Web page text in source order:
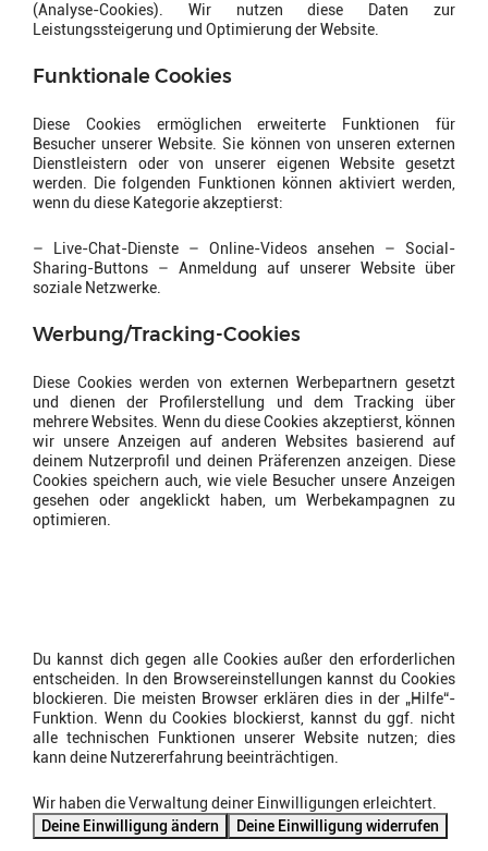
(Analyse-Cookies). Wir nutzen diese Daten zur
Leistungssteigerung und Optimierung der Website.
Funktionale Cookies
Diese Cookies ermöglichen erweiterte Funktionen für
Besucher unserer Website. Sie können von unseren externen
Dienstleistern oder von unserer eigenen Website gesetzt
werden. Die folgenden Funktionen können aktiviert werden,
wenn du diese Kategorie akzeptierst:
– Live-Chat-Dienste – Online-Videos ansehen – Social-
Sharing-Buttons – Anmeldung auf unserer Website über
soziale Netzwerke.
Werbung/Tracking-Cookies
Diese Cookies werden von externen Werbepartnern gesetzt
und dienen der Profilerstellung und dem Tracking über
mehrere Websites. Wenn du diese Cookies akzeptierst, können
wir unsere Anzeigen auf anderen Websites basierend auf
deinem Nutzerprofil und deinen Präferenzen anzeigen. Diese
Cookies speichern auch, wie viele Besucher unsere Anzeigen
gesehen oder angeklickt haben, um Werbekampagnen zu
optimieren.
Du kannst dich gegen alle Cookies außer den erforderlichen
entscheiden. In den Browsereinstellungen kannst du Cookies
blockieren. Die meisten Browser erklären dies in der „Hilfe“-
Funktion. Wenn du Cookies blockierst, kannst du ggf. nicht
alle technischen Funktionen unserer Website nutzen; dies
kann deine Nutzererfahrung beeinträchtigen.
Wir haben die Verwaltung deiner Einwilligungen erleichtert.
Deine Einwilligung ändern
Deine Einwilligung widerrufen